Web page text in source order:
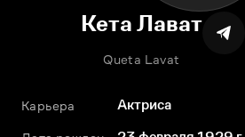
Кета Лават
Queta Lavat
Карьера Актриса